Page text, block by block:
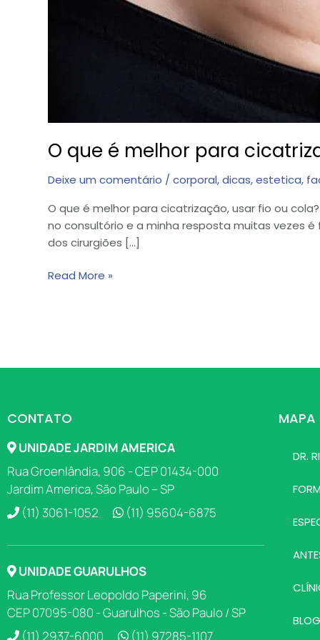
O que é melhor para
Deixe um comentário / corporal,dicas,estetica,
O que é melhor para cicatrização, usar fio ou
no consultório e a minha resposta muitas vezes
dos cirurgiões […]
Read More »
CONTATO
UNIDADE JARDIM AMERICA
Rua Groenlândia, 906 - CEP 01434-000
Jardim America, São Paulo – SP
(11) 3061-1052
(11) 95604-6875
UNIDADE GUARULHOS
Rua Professor Leopoldo Paperini, 96
CEP 07095-080 - Guarulhos - São Paulo / SP
(11) 2937-6000
(11) 97285-1107
MAPA
DR.
BLOG